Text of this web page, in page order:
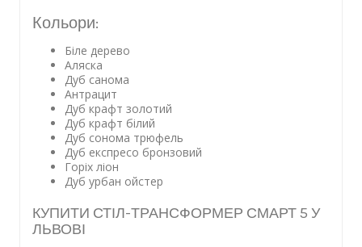
Кольори:
Біле дерево
Аляска
Дуб санома
Антрацит
Дуб крафт золотий
Дуб крафт білий
Дуб сонома трюфель
Дуб експресо бронзовий
Горіх ліон
Дуб урбан ойстер
КУПИТИ СТІЛ-ТРАНСФОРМЕР СМАРТ 5 У
ЛЬВОВІ